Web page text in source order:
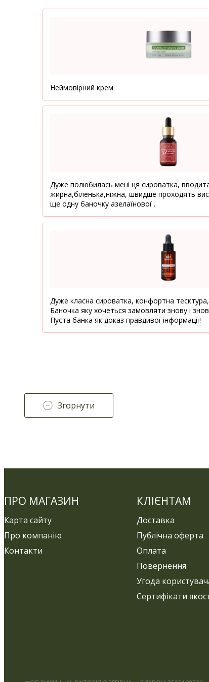
Згорнути
Неймовірний крем
Дуже полюбилась мені ця сироватка,
жирна,біленька,ніжна, швидше проходять
ще одну баночку азелаїнової .
Дуже класна сироватка, конфортна
Баночка яку хочеться замовляти знову і
Пуста банка як доказ правдивої інформації!
ПРО МАГАЗИН
Карта сайту
Про компанію
Контакти
КЛІЄНТАМ
Доставка
Публічна оферта
Оплата
Повернення
Угода
Сертифікати